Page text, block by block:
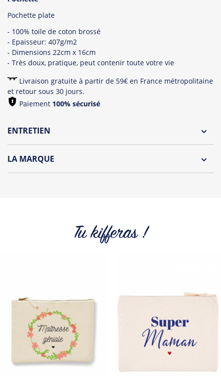
Pochette plate
- 100% toile de coton brossé
- Epaisseur: 407g/m2
- Dimensions 22cm x 16cm
- Très doux, pratique, peut contenir toute votre vie
Livraison gratuite à partir de 59€ en France métropolitaine
et retour sous 30 jours.
Paiement 100% sécurisé
ENTRETIEN
LA MARQUE
Tu kifferas !